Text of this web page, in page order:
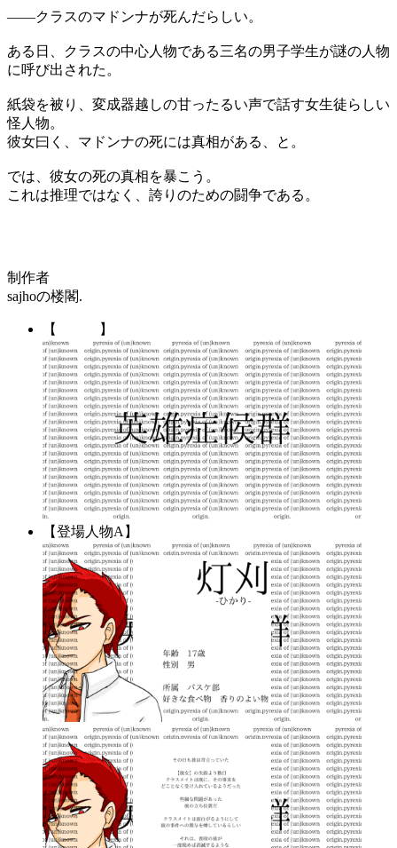
――クラスのマドンナが死んだらしい。
ある日、クラスの中心人物である三名の男子学生が謎の人物
に呼び出された。
紙袋を被り、変成器越しの甘ったるい声で話す女生徒らしい
怪人物。
彼女曰く、マドンナの死には真相がある、と。
では、彼女の死の真相を暴こう。
これは推理ではなく、誇りのための闘争である。
制作者
sajhoの楼閣.
【 】
【登場人物A】